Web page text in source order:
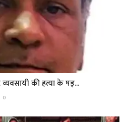
की हत्या के षड्...
0